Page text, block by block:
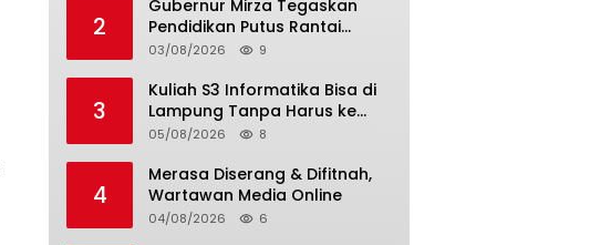
2
Gubernur Mirza Tegaskan
Pendidikan Putus Rantai
Kemiskinan
03/08/2026 9
3
Kuliah S3 Informatika Bisa di
Lampung Tanpa Harus ke
Luar Daerah
05/08/2026 8
4
Merasa Diserang & Difitnah,
Wartawan Media Online
04/08/2026 6